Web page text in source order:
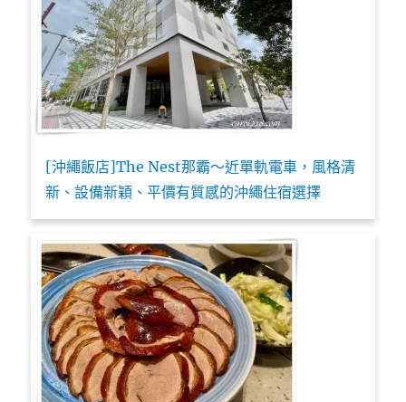
[沖繩飯店]The Nest那霸～近單軌電車，風格清
新、設備新穎、平價有質感的沖繩住宿選擇